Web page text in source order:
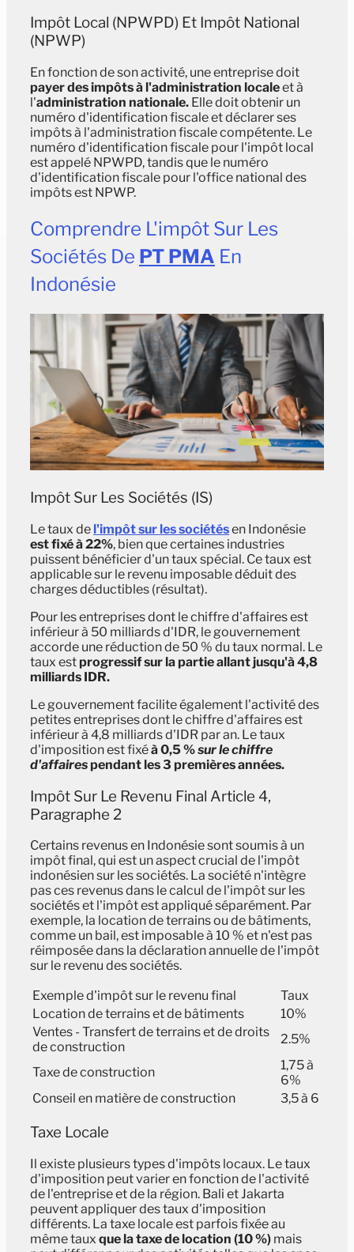
Impôt Local (NPWPD) Et Impôt National
(NPWP)
En fonction de son activité, une entreprise doit
payer des impôts à l'administration localeet à
l'administration nationale. Elle doit obtenir un
numéro d'identification fiscale et déclarer ses
impôts à l'administration fiscale compétente. Le
numéro d'identification fiscale pour l'impôt local
est appelé NPWPD, tandis que le numéro
d'identification fiscale pour l'office national des
impôts est NPWP.
Comprendre L'impôt Sur Les
Sociétés De PT PMA En
Indonésie
Impôt Sur Les Sociétés (IS)
Le taux de l'impôt sur les sociétésen Indonésie
est fixé à 22%, bien que certaines industries
puissent bénéficier d'un taux spécial. Ce taux est
applicable sur le revenu imposable déduit des
charges déductibles (résultat).
Pour les entreprises dont le chiffre d'affaires est
inférieur à 50 milliards d'IDR, le gouvernement
accorde une réduction de 50 % du taux normal. Le
taux est progressif sur la partie allant jusqu'à 4,8
milliards IDR.
Le gouvernement facilite également l'activité des
petites entreprises dont le chiffre d'affaires est
inférieur à 4,8 milliards d'IDR par an. Le taux
d'imposition est fixéà 0,5 %sur le chiffre
d'affaires pendant les 3 premières années.
Impôt Sur Le Revenu Final Article 4,
Paragraphe 2
Certains revenus en Indonésie sont soumis à un
impôt final, qui est un aspect crucial de l'impôt
indonésien sur les sociétés. La société n'intègre
pas ces revenus dans le calcul de l'impôt sur les
sociétés et l'impôt est appliqué séparément. Par
exemple, la location de terrains ou de bâtiments,
comme un bail, est imposable à 10 % et n'est pas
réimposée dans la déclaration annuelle de l'impôt
sur le revenu des sociétés.
Exemple d'impôt sur le revenu final
Taux
Location de terrains et de bâtiments
10%
Ventes - Transfert de terrains et de droits
de construction
2.5%
Taxe de construction
1,75 à
6%
Conseil en matière de construction
3,5 à 6
Taxe Locale
Il existe plusieurs types d'impôts locaux. Le taux
d'imposition peut varier en fonction de l'activité
de l'entreprise et de la région. Bali et Jakarta
peuvent appliquer des taux d'imposition
différents. La taxe locale est parfois fixée au
même taux que la taxe de location (10 %) mais